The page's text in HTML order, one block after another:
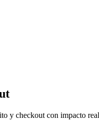
y checkout con impacto